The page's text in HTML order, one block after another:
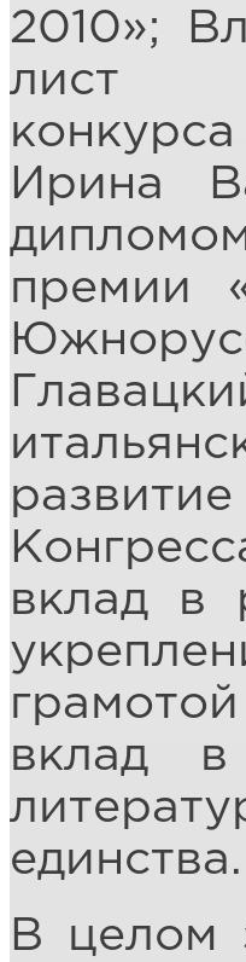
2010»;
лист
Ирина
премии
вклад в
вклад в
единства.
В целом